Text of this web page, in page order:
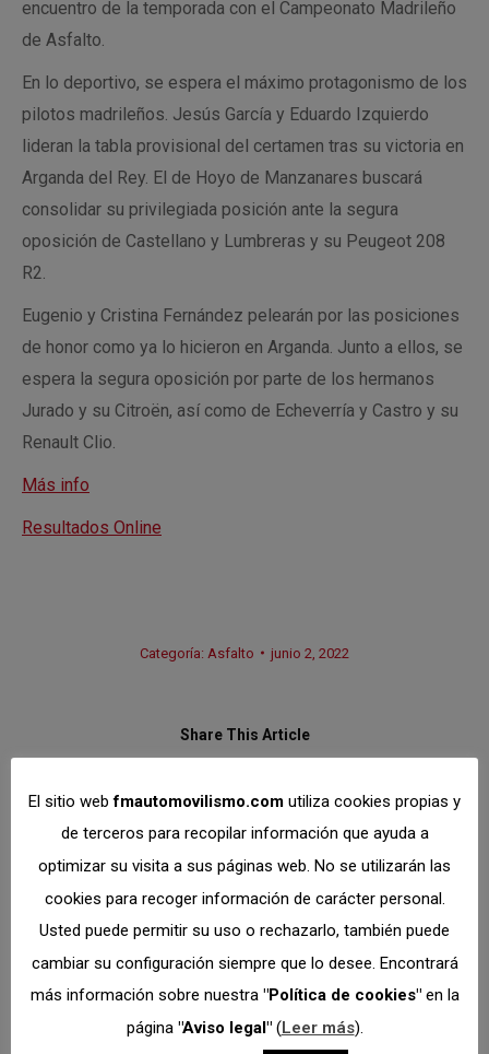
encuentro de la temporada con el Campeonato Madrileño
de Asfalto.
En lo deportivo, se espera el máximo protagonismo de los
pilotos madrileños. Jesús García y Eduardo Izquierdo
lideran la tabla provisional del certamen tras su victoria en
Arganda del Rey. El de Hoyo de Manzanares buscará
consolidar su privilegiada posición ante la segura
oposición de Castellano y Lumbreras y su Peugeot 208
R2.
Eugenio y Cristina Fernández pelearán por las posiciones
de honor como ya lo hicieron en Arganda. Junto a ellos, se
espera la segura oposición por parte de los hermanos
Jurado y su Citroën, así como de Echeverría y Castro y su
Renault Clio.
Más info
Resultados Online
Categoría: Asfalto junio 2, 2022
Share This Article
Facebook
Share
on
Share
Pinterest
Share
LinkedIn
Autor:Dto.
Comunicación
https://fmautomovilismo.com/
El sitio webfmautomovilismo.com utiliza cookies propias y
de terceros para recopilar información que ayuda a
optimizar su visita a sus páginas web. No se utilizarán las
cookies para recoger información de carácter personal.
Usted puede permitir su uso o rechazarlo, también puede
cambiar su configuración siempre que lo desee. Encontrará
más información sobre nuestra "Política de cookies"en la
página "Aviso legal"(Leer más).